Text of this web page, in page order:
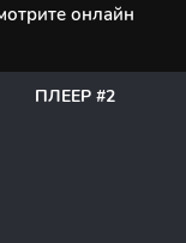
онлайн
ПЛЕЕР #2